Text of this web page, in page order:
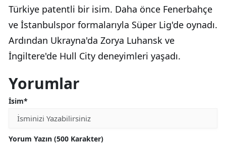
Türkiye patentli bir isim. Daha önce Fenerbahçe
ve İstanbulspor formalarıyla Süper Lig'de oynadı.
Ardından Ukrayna'da Zorya Luhansk ve
İngiltere'de Hull City deneyimleri yaşadı.
Yorumlar
İsim*
Yorum Yazın (500 Karakter)